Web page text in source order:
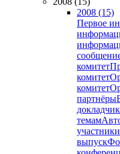
2008 (15)
Первое
комитет
комитет
комитет
партнёры
темам
участники
выпуск